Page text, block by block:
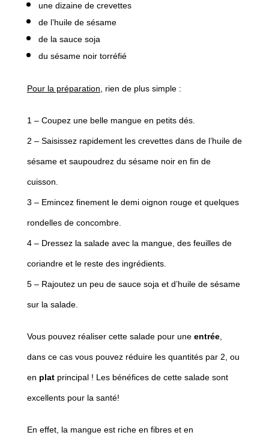
une dizaine de crevettes
de l’huile de sésame
de la sauce soja
du sésame noir torréfié
Pour la préparation, rien de plus simple :
1 – Coupez une belle mangue en petits dés.
2 – Saisissez rapidement les crevettes dans de l’huile de
sésame et saupoudrez du sésame noir en fin de
cuisson.
3 – Emincez finement le demi oignon rouge et quelques
rondelles de concombre.
4 – Dressez la salade avec la mangue, des feuilles de
coriandre et le reste des ingrédients.
5 – Rajoutez un peu de sauce soja et d’huile de sésame
sur la salade.
Vous pouvez réaliser cette salade pour une entrée,
dans ce cas vous pouvez réduire les quantités par 2, ou
en platprincipal ! Les bénéfices de cette salade sont
excellents pour la santé!
En effet, la mangue est riche en fibres et en